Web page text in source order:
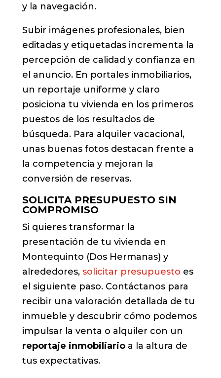
y la navegación.
Subir imágenes profesionales, bien
editadas y etiquetadas incrementa la
percepción de calidad y confianza en
el anuncio. En portales inmobiliarios,
un reportaje uniforme y claro
posiciona tu vivienda en los primeros
puestos de los resultados de
búsqueda. Para alquiler vacacional,
unas buenas fotos destacan frente a
la competencia y mejoran la
conversión de reservas.
SOLICITA PRESUPUESTO SIN
COMPROMISO
Si quieres transformar la
presentación de tu vivienda en
Montequinto (Dos Hermanas) y
alrededores, solicitar presupuesto es
el siguiente paso. Contáctanos para
recibir una valoración detallada de tu
inmueble y descubrir cómo podemos
impulsar la venta o alquiler con un
reportaje inmobiliarioa la altura de
tus expectativas.